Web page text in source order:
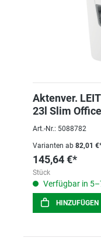
Aktenver.
23l Slim
Art.-Nr.: 5088782
Varianten ab 82,01
145,64 €*
Stück
Verfügbar in
HINZUFÜGEN